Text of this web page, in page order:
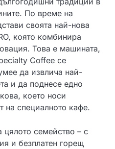
По време на
своята най-нова
която комбинира
Това е машината,
Coffee се
да извлича най-
и да поднесе едно
което носи
на специалното кафе.
цялото семейство – с
и безплатен горещ